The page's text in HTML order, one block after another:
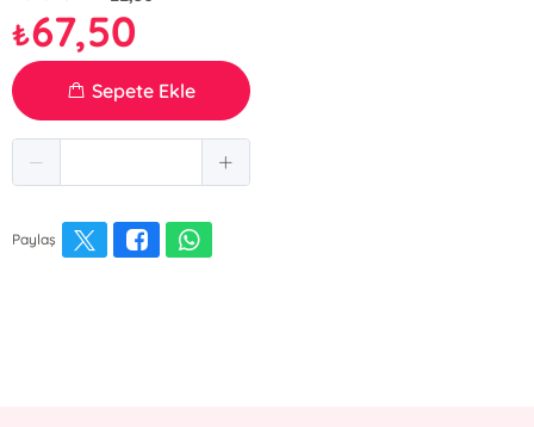
₺67,50
Sepete Ekle
Paylaş